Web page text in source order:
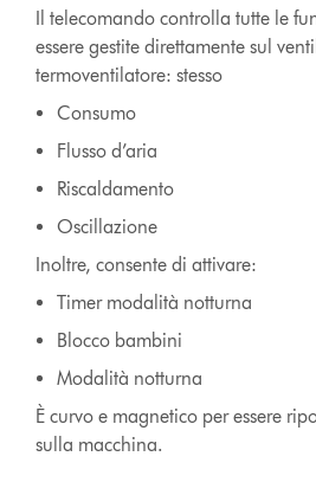
Il telecomando controlla tutte le
essere gestite direttamente sul
termoventilatore: stesso
Consumo
Flusso d’aria
Riscaldamento
Oscillazione
Inoltre, consente di attivare:
Timer modalità notturna
Blocco bambini
Modalità notturna
È curvo e magnetico per essere
sulla macchina.